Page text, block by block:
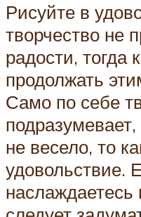
Рисуйте в
творчество не
радости, тогда
продолжать
Само по себе
не весело, то
удовольствие.
наслаждаетесь